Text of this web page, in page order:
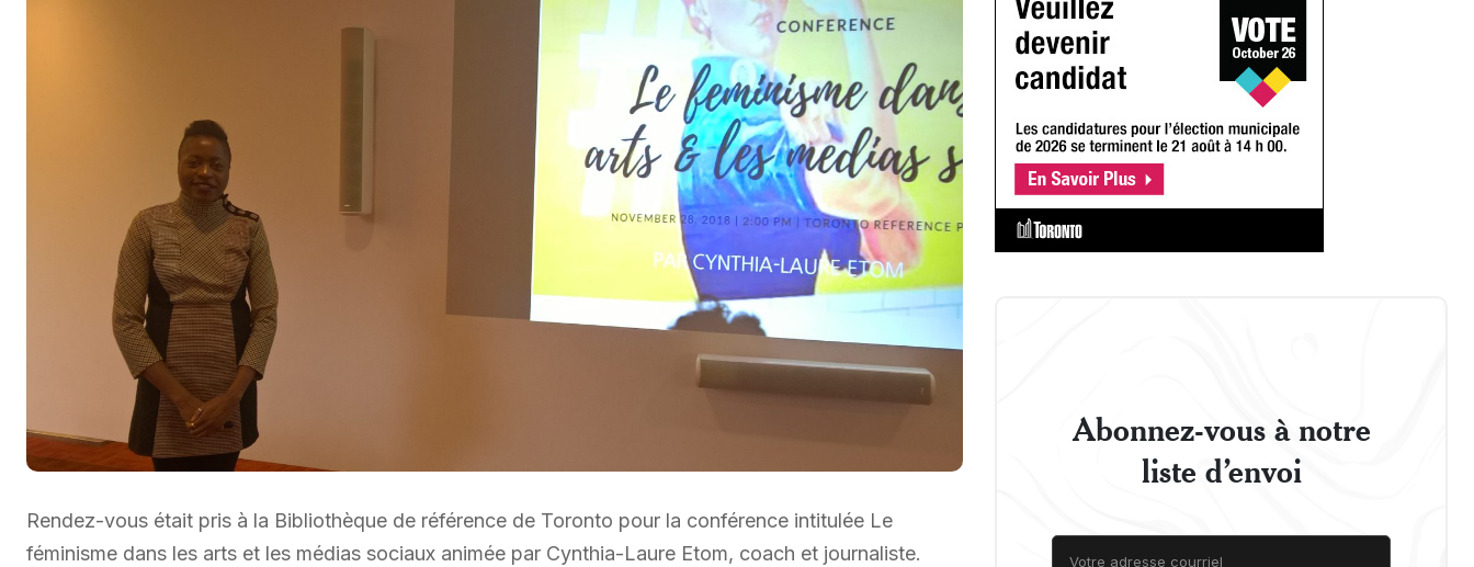
Rendez-vous était pris à la Bibliothèque de référence de Toronto pour la conférence intitulée Le
féminisme dans les arts et les médias sociaux animée par Cynthia-Laure Etom, coach et journaliste.
Abonnez-vous à notre
liste d’envoi